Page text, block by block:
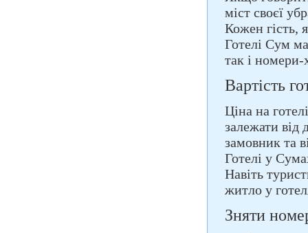
міст своєї
Кожен гість,
Готелі Сум
так і
Вартість
Ціна на
залежати від
замовник та
Готелі у
Навіть
житло у
Зняти